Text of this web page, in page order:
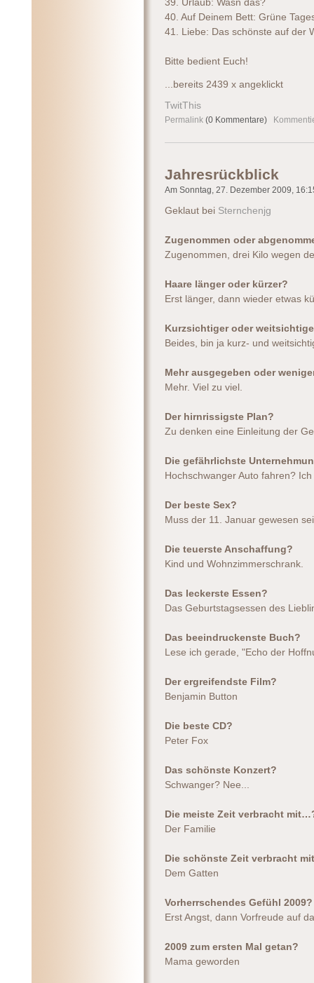
39. Urlaub: Wasn das?
40. Auf Deinem Bett: Grüne
41. Liebe: Das schönste auf der
Bitte bedient Euch!
...bereits 2439 x angeklickt
TwitThis
Permalink (0 Kommentare)
Jahresrückblick
Am Sonntag, 27. Dezember 2009,
Geklaut bei Sternchenjg
Zugenommen oder
Zugenommen, drei Kilo wegen
Haare länger oder kürzer?
Erst länger, dann wieder etwas
Kurzsichtiger oder
Beides, bin ja kurz- und
Mehr ausgegeben oder
Mehr. Viel zu viel.
Der hirnrissigste Plan?
Zu denken eine Einleitung der
Die gefährlichste
Hochschwanger Auto fahren?
Der beste Sex?
Muss der 11. Januar gewesen
Die teuerste Anschaffung?
Kind und Wohnzimmerschrank.
Das leckerste Essen?
Das Geburtstagsessen des
Das beeindruckenste Buch?
Lese ich gerade, "Echo der
Der ergreifendste Film?
Benjamin Button
Die beste CD?
Peter Fox
Das schönste Konzert?
Schwanger? Nee...
Die meiste Zeit verbracht
Der Familie
Die schönste Zeit verbracht
Dem Gatten
Vorherrschendes Gefühl 2009?
Erst Angst, dann Vorfreude auf
2009 zum ersten Mal getan?
Mama geworden